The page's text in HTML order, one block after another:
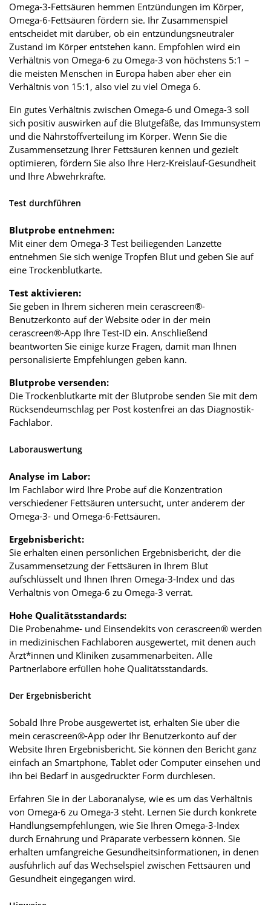
Omega-3-Fettsäuren hemmen Entzündungen im Körper,
Omega-6-Fettsäuren fördern sie. Ihr Zusammenspiel
entscheidet mit darüber, ob ein entzündungsneutraler
Zustand im Körper entstehen kann. Empfohlen wird ein
Verhältnis von Omega-6 zu Omega-3 von höchstens 5:1 –
die meisten Menschen in Europa haben aber eher ein
Verhältnis von 15:1, also viel zu viel Omega 6.
Ein gutes Verhältnis zwischen Omega-6 und Omega-3 soll
sich positiv auswirken auf die Blutgefäße, das Immunsystem
und die Nährstoffverteilung im Körper. Wenn Sie die
Zusammensetzung Ihrer Fettsäuren kennen und gezielt
optimieren, fördern Sie also Ihre Herz-Kreislauf-Gesundheit
und Ihre Abwehrkräfte.
Test durchführen
Blutprobe entnehmen:
Mit einer dem Omega-3 Test beiliegenden Lanzette
entnehmen Sie sich wenige Tropfen Blut und geben Sie auf
eine Trockenblutkarte.
Test aktivieren:
Sie geben in Ihrem sicheren mein cerascreen®-
Benutzerkonto auf der Website oder in der mein
cerascreen®-App Ihre Test-ID ein. Anschließend
beantworten Sie einige kurze Fragen, damit man Ihnen
personalisierte Empfehlungen geben kann.
Blutprobe versenden:
Die Trockenblutkarte mit der Blutprobe senden Sie mit dem
Rücksendeumschlag per Post kostenfrei an das Diagnostik-
Fachlabor.
Laborauswertung
Analyse im Labor:
Im Fachlabor wird Ihre Probe auf die Konzentration
verschiedener Fettsäuren untersucht, unter anderem der
Omega-3- und Omega-6-Fettsäuren.
Ergebnisbericht:
Sie erhalten einen persönlichen Ergebnisbericht, der die
Zusammensetzung der Fettsäuren in Ihrem Blut
aufschlüsselt und Ihnen Ihren Omega-3-Index und das
Verhältnis von Omega-6 zu Omega-3 verrät.
Hohe Qualitätsstandards:
Die Probenahme- und Einsendekits von cerascreen® werden
in medizinischen Fachlaboren ausgewertet, mit denen auch
Ärzt*innen und Kliniken zusammenarbeiten. Alle
Partnerlabore erfüllen hohe Qualitätsstandards.
Der Ergebnisbericht
Sobald Ihre Probe ausgewertet ist, erhalten Sie über die
mein cerascreen®-App oder Ihr Benutzerkonto auf der
Website Ihren Ergebnisbericht. Sie können den Bericht ganz
einfach an Smartphone, Tablet oder Computer einsehen und
ihn bei Bedarf in ausgedruckter Form durchlesen.
Erfahren Sie in der Laboranalyse, wie es um das Verhältnis
von Omega-6 zu Omega-3 steht. Lernen Sie durch konkrete
Handlungsempfehlungen, wie Sie Ihren Omega-3-Index
durch Ernährung und Präparate verbessern können. Sie
erhalten umfangreiche Gesundheitsinformationen, in denen
ausführlich auf das Wechselspiel zwischen Fettsäuren und
Gesundheit eingegangen wird.